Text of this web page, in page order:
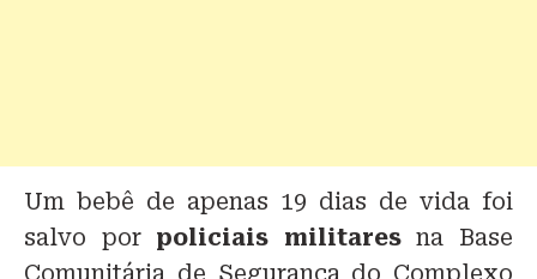
Um bebê de apenas 19 dias de vida foi
salvo por policiais militaresna Base